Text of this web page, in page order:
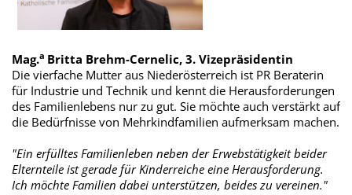
Mag.a Britta Brehm-Cernelic, 3. Vizepräsidentin
Die vierfache Mutter aus Niederösterreich ist PR Beraterin
für Industrie und Technik und kennt die Herausforderungen
des Familienlebens nur zu gut. Sie möchte auch verstärkt auf
die Bedürfnisse von Mehrkindfamilien aufmerksam machen.
"Ein erfülltes Familienleben neben der Erwebstätigkeit beider
Elternteile ist gerade für Kinderreiche eine Herausforderung.
Ich möchte Familien dabei unterstützen, beides zu vereinen."